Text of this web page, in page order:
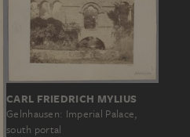
CARL FRIEDRICH MYLIUS
Gelnhausen: Imperial Palace,
south portal